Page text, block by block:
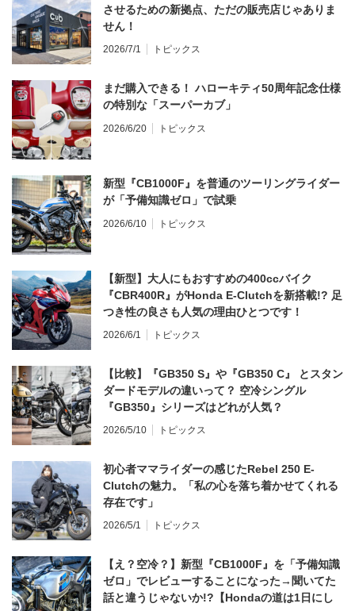
させるための新拠点、ただの販売店じゃありま
せん！
2026/7/1 トピックス
まだ購入できる！ ハローキティ50周年記念仕様
の特別な「スーパーカブ」
2026/6/20 トピックス
新型『CB1000F』を普通のツーリングライダー
が「予備知識ゼロ」で試乗
2026/6/10 トピックス
【新型】大人にもおすすめの400ccバイク
『CBR400R』がHonda E-Clutchを新搭載!? 足
つき性の良さも人気の理由ひとつです！
2026/6/1 トピックス
【比較】『GB350 S』や『GB350 C』 とスタン
ダードモデルの違いって？ 空冷シングル
『GB350』シリーズはどれが人気？
2026/5/10 トピックス
初心者ママライダーの感じたRebel 250 E-
Clutchの魅力。「私の心を落ち着かせてくれる
存在です」
2026/5/1 トピックス
【え？空冷？】新型『CB1000F』を「予備知識
ゼロ」でレビューすることになった→聞いてた
話と違うじゃないか!?【Hondaの道は1日にし